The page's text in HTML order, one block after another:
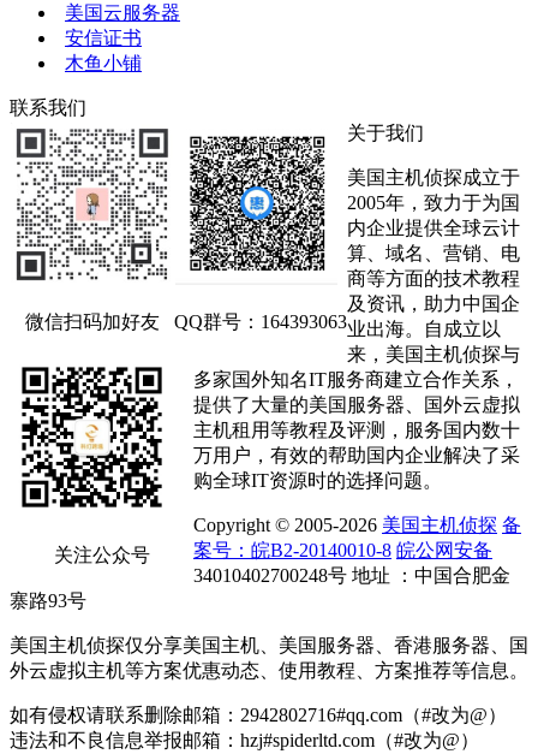
美国云服务器
安信证书
木鱼小铺
联系我们
微信扫码加好友 QQ群号：164393063
关注公众号
关于我们
美国主机侦探成立于
2005年，致力于为国
内企业提供全球云计
算、域名、营销、电
商等方面的技术教程
及资讯，助力中国企
业出海。自成立以
来，美国主机侦探与
多家国外知名IT服务商建立合作关系，
提供了大量的美国服务器、国外云虚拟
主机租用等教程及评测，服务国内数十
万用户，有效的帮助国内企业解决了采
购全球IT资源时的选择问题。
Copyright © 2005-2026 美国主机侦探 备
案号：皖B2-20140010-8 皖公网安备
34010402700248号 地址 ：中国合肥金
寨路93号
美国主机侦探仅分享美国主机、美国服务器、香港服务器、国
外云虚拟主机等方案优惠动态、使用教程、方案推荐等信息。
如有侵权请联系删除邮箱：2942802716#qq.com（#改为@）
违法和不良信息举报邮箱：hzj#spiderltd.com（#改为@）